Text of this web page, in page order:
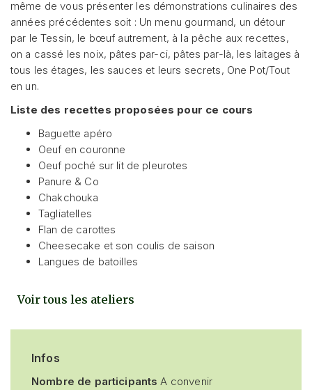
même de vous présenter les démonstrations culinaires des
années précédentes soit : Un menu gourmand, un détour
par le Tessin, le bœuf autrement, à la pêche aux recettes,
on a cassé les noix, pâtes par-ci, pâtes par-là, les laitages à
tous les étages, les sauces et leurs secrets, One Pot/Tout
en un.
Liste des recettes proposées pour ce cours
Baguette apéro
Oeuf en couronne
Oeuf poché sur lit de pleurotes
Panure & Co
Chakchouka
Tagliatelles
Flan de carottes
Cheesecake et son coulis de saison
Langues de batoilles
Voir tous les ateliers
Infos
Nombre de participants A convenir